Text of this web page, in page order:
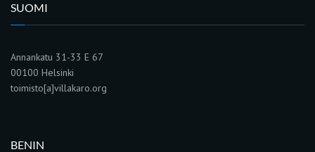
SUOMI
Annankatu 31-33 E 67
00100 Helsinki
toimisto[a]villakaro.org
BENIN